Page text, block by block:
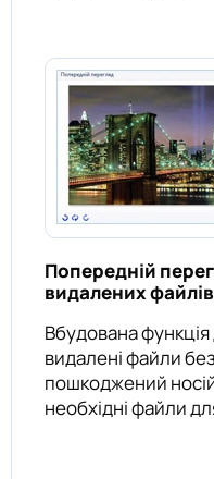
Попередній
видалених файлів
Вбудована
видалені файли
пошкоджений
необхідні файли